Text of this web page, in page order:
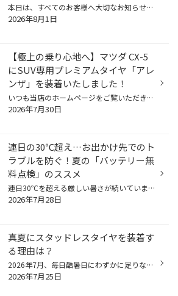
本日は、すべてのお客様へ大切なお知らせと、 それに応じた緊急ビッグキャンペーンのご案内です。 実は、大変心苦しいお知らせではございますが、 【9月1日より】ブリヂストンのタイヤの価格改定が決定いたしました。 「そろそろタイヤの溝が少ないなぁ…」 「今年の冬はスタッドレスを買い替えなき...
2026年8月1日
【極上の乗り心地へ】マツダ CX-5
にSUV専用プレミアムタイヤ「アレ
ンザ」を装着いたしました！
いつも当店のホームページをご覧いただき、誠にありがとうございます！ 本日は、当店で作業させていただいた拘りのタイヤ交換事例をご紹介します。 お車は、洗練されたデザインと高い走行性能で根強い人気を誇るSUV、マツダ・CX-5です！ 今回、オーナー様にお選びいただいたタイヤは、 ブリヂストン...
2026年7月30日
連日の30℃超え…お出かけ先でのト
ラブルを防ぐ！夏の「バッテリー無
料点検」のススメ
連日30℃を超える厳しい暑さが続いていますね。 これだけ暑いと車内ではエアコンがフル稼働になりますが、 実は「夏」はカーバッテリーに大きな負荷がかかる季節なんです。 楽しいドライブや帰省、お出かけの途中で「出先で急にエンジンがかからなくなった…」 という最悪のトラブルを未然に防ぐため...
2026年7月28日
真夏にスタッドレスタイヤを装着す
る理由は？
2026年7月、毎日酷暑日にわずかに足りない39℃のなか、今日もスタッドレスタイヤの装着です。 今日は消防車にスタッドレスタイヤを装着です。消防車は1年中スタッドレスタイヤを装着している車両が多く、緊急車両ですが走行距離は少ないです。しかし、経年数が多くなり溝はしっかり有っても一定の年...
2026年7月25日